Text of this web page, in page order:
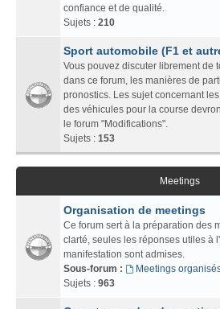
confiance et de qualité.
Sujets : 210
Sport automobile (F1 et
Vous pouvez discuter librement de
dans ce forum, les manières de
pronostics. Les sujet concernant
des véhicules pour la course
le forum "Modifications".
Sujets : 153
Meetings
Organisation de meetings
Ce forum sert à la préparation des
clarté, seules les réponses utiles à
manifestation sont admises.
Sous-forum :
Meetings
Sujets : 963